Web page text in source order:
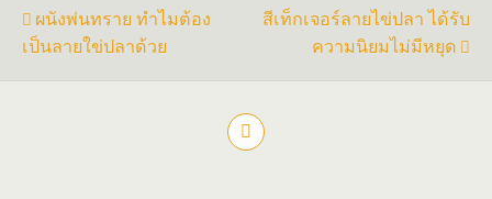
ผนังพ่นทราย ทำไมต้อง
เป็นลายใข่ปลาด้วย
สีเท็กเจอร์ลายไข่ปลา ได้รับ
ความนิยมไม่มีหยุด